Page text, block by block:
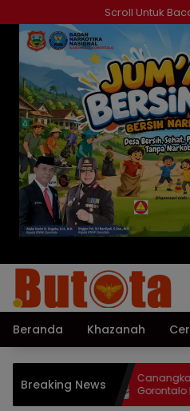
ke
konten
Scroll Untuk
Beranda Khazanah
Breaking NewsCanangkan Green
Gorontalo Latih
Pertanian Modern